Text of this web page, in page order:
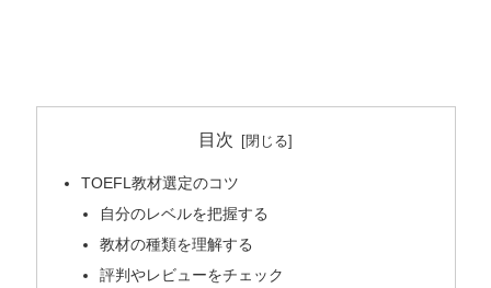
目次
TOEFL教材選定のコツ
自分のレベルを把握する
教材の種類を理解する
評判やレビューをチェック